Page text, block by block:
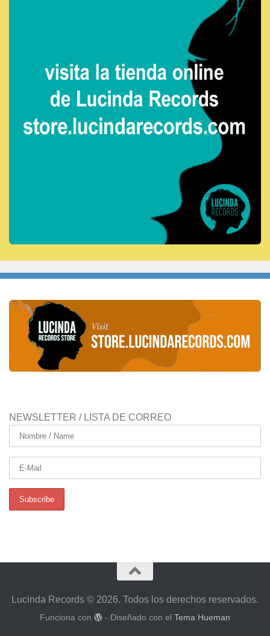
NEWSLETTER / LISTA DE CORREO
Lucinda Records © 2026. Todos los derechos reservados.
Funciona con - Diseñado con el Tema Hueman